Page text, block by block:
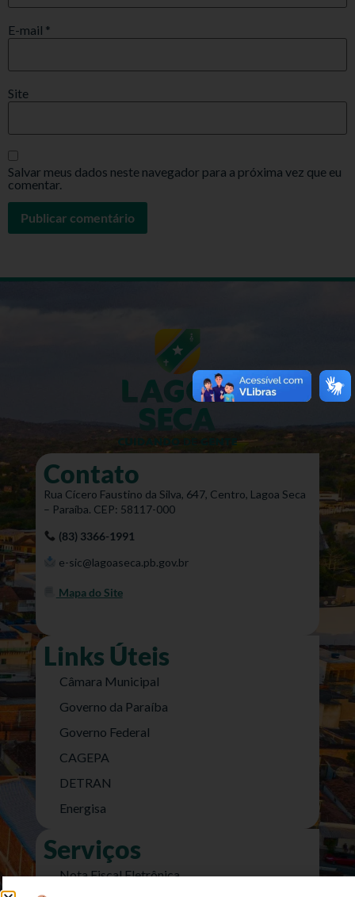
E-mail *
Site
Salvar meus dados neste navegador para a próxima vez que eu
comentar.
Contato
Rua Cícero Faustino da Silva, 647, Centro, Lagoa Seca
– Paraíba. CEP: 58117-000
(83) 3366-1991
e-sic@lagoaseca.pb.gov.br
Mapa do Site
Links Úteis
Câmara Municipal
Governo da Paraíba
Governo Federal
CAGEPA
DETRAN
Energisa
Serviços
Nota Fiscal Eletrônica